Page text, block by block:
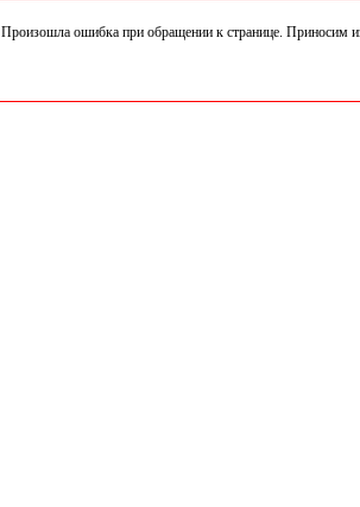
Произошла ошибка при обращении к странице. Приносим